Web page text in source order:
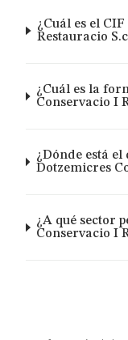
¿Cuál es el
Restauracio
¿Cuál es la
Conservacio I
¿Dónde está
Dotzemicres
¿A qué sector
Conservacio I